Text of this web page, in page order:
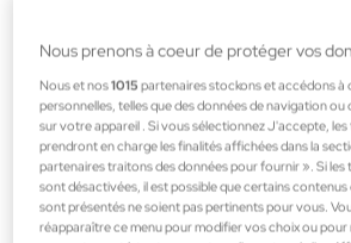
Beauterra
Nous prenons à coeur de protéger vos
Nous et nos1015 partenaires stockons et accédons à
personnelles, telles que des données de navigation ou
sur votre appareil . Si vous sélectionnez J'accepte,
prendront en charge les finalités affichées dans la
partenaires traitons des données pour fournir ». Si les
sont désactivées, il est possible que certains
sont présentés ne soient pas pertinents pour vous.
réapparaître ce menu pour modifier vos choix ou